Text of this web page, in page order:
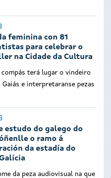
feminina con 81
para celebrar o
na Cidade da Cultura
compás terá lugar o vindeiro
e interpretaranse pezas
estudo do galego do
o ramo á
da estadía do
da peza audiovisual na que